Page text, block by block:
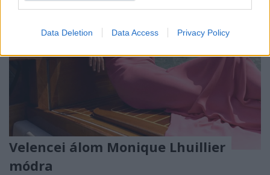
Data Deletion Data Access Privacy Policy
Velencei álom Monique Lhuillier
módra